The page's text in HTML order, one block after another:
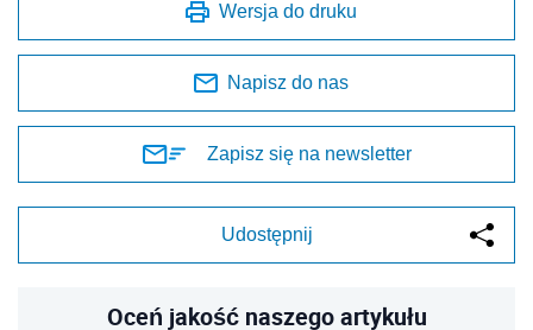
Wersja do druku
Napisz do nas
Zapisz się na newsletter
Udostępnij
Oceń jakość naszego artykułu